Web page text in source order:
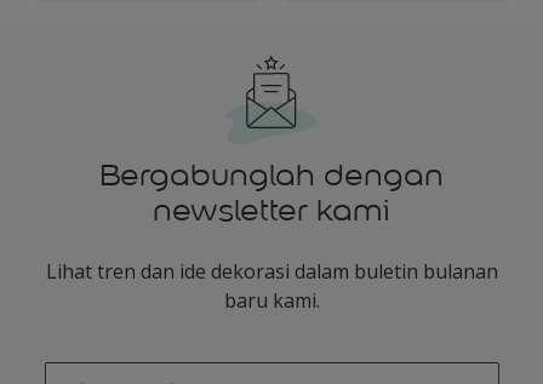
Bergabunglah dengan
newsletter kami
Lihat tren dan ide dekorasi dalam buletin bulanan
baru kami.